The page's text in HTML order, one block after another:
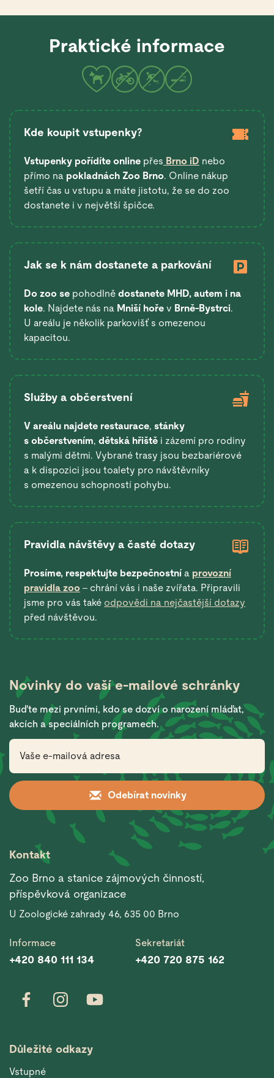
Praktické informace
Kde koupit vstupenky?
Vstupenky pořídíte online přes Brno iD nebo
přímo na pokladnách Zoo Brno. Online nákup
šetří čas u vstupu a máte jistotu, že se do zoo
dostanete i v největší špičce.
Jak se k nám dostanete a parkování
Do zoo se pohodlně dostanete MHD, autem i na
kole. Najdete nás na Mniší hoře v Brně-Bystrci.
U areálu je několik parkovišť s omezenou
kapacitou.
Služby a občerstvení
V areálu najdete restaurace, stánky
s občerstvením, dětská hřiště i zázemí pro rodiny
s malými dětmi. Vybrané trasy jsou bezbariérové
a k dispozici jsou toalety pro návštěvníky
s omezenou schopností pohybu.
Pravidla návštěvy a časté dotazy
Prosíme, respektujte bezpečnostní a provozní
pravidla zoo – chrání vás i naše zvířata. Připravili
jsme pro vás také odpovědi na nejčastější dotazy
před návštěvou.
Novinky do vašíe-mailové schránky
Buďte mezi prvními, kdo se dozví o narození mláďat,
akcích a speciálních programech.
Odebírat novinky
Kontakt
Zoo Brno a stanice zájmových činností,
příspěvková organizace
U Zoologické zahrady 46, 635 00 Brno
Informace
+420 840 111 134
Sekretariát
+420 720 875 162
Důležité odkazy
Vstupné